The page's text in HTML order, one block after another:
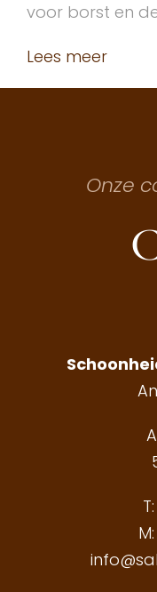
voor borst en
Lees meer
Onze
T:
M: